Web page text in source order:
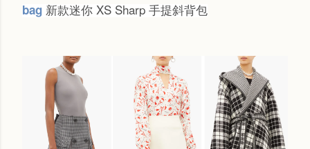
bag 新款迷你 XS Sharp 手提斜背包